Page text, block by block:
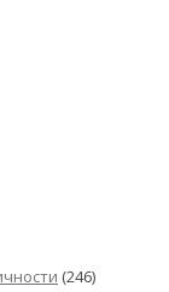
(246)